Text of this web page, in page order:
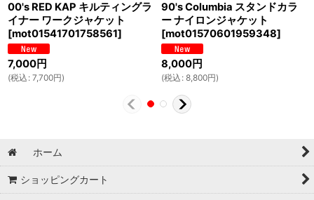
00's RED KAP キルティングラ
イナー ワークジャケット
[mot01541701758561]
7,000円
(税込 : 7,700円)
90's Columbia スタンドカラ
ー ナイロンジャケット
[mot01570601959348]
8,000円
(税込 : 8,800円)
ホーム
ショッピングカート